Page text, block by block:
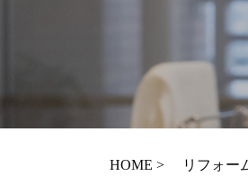
HOME リフォー